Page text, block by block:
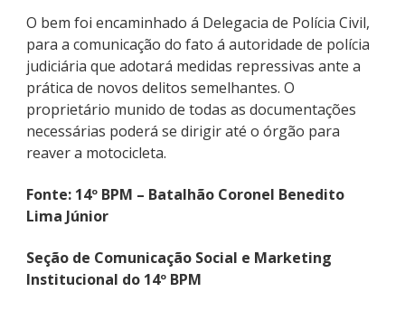
O bem foi encaminhado á Delegacia de Polícia Civil,
para a comunicação do fato á autoridade de polícia
judiciária que adotará medidas repressivas ante a
prática de novos delitos semelhantes. O
proprietário munido de todas as documentações
necessárias poderá se dirigir até o órgão para
reaver a motocicleta.
Fonte: 14º BPM – Batalhão Coronel Benedito
Lima Júnior
Seção de Comunicação Social e Marketing
Institucional do 14º BPM